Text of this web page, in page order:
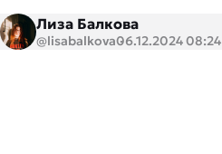
Лиза Балкова
@lisabalkova06.12.2024 08:24